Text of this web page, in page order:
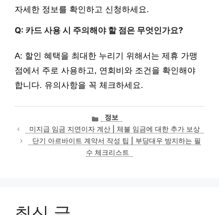
자세한 정보를 확인하고 신청하세요.
Q: 카드 사용 시 주의해야 할 점은 무엇인가요?
A: 할인 혜택을 최대한 누리기 위해서는 제휴 가맹
점에서 주로 사용하고, 연회비와 조건을 확인해야
합니다. 유의사항을 꼭 체크하세요.
카
테
고
리
정보
미지급 임금 지연이자 계산 | 체불 임금에 대한 추가 보상
단기 아르바이트 계약서 작성 팁 | 부당대우 방지하는 필
수 체크리스트